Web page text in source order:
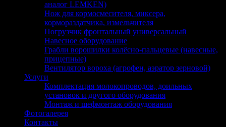
аналог LEMKEN)
Нож для кормосмесителя, миксера,
кормораздатчика, измельчителя
Погрузчик фронтальный универсальный
Навесное оборудование
Грабли ворошилки колёсно-пальцевые (навесные,
прицепные)
Вентилятор вороха (агрофен, аэратор зерновой)
Услуги
Комплектация молокопроводов, доильных
установок и другого оборудования
Монтаж и шефмонтаж оборудования
Фотогалерея
Контакты